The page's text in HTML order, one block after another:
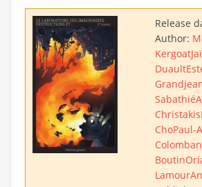
Release
Author:
Kergoat
Duault
Sabathié
Christakis
ChoPaul-
Boutin
Lamour